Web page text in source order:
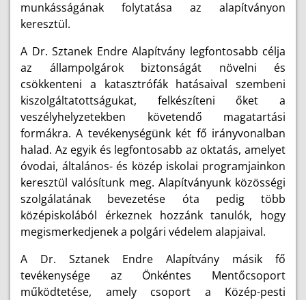
munkásságának folytatása az alapítványon
keresztül.
A Dr. Sztanek Endre Alapítvány legfontosabb célja
az állampolgárok biztonságát növelni és
csökkenteni a katasztrófák hatásaival szembeni
kiszolgáltatottságukat, felkészíteni őket a
veszélyhelyzetekben követendő magatartási
formákra. A tevékenységünk két fő irányvonalban
halad. Az egyik és legfontosabb az oktatás, amelyet
óvodai, általános- és közép iskolai programjainkon
keresztül valósítunk meg. Alapítványunk közösségi
szolgálatának bevezetése óta pedig több
középiskolából érkeznek hozzánk tanulók, hogy
megismerkedjenek a polgári védelem alapjaival.
A Dr. Sztanek Endre Alapítvány másik fő
tevékenysége az Önkéntes Mentőcsoport
működtetése, amely csoport a Közép-pesti